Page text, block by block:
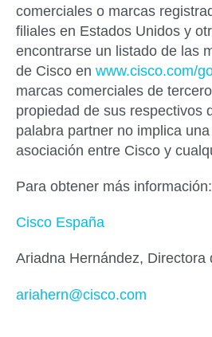
comerciales o marcas
filiales en Estados Unidos y
encontrarse un listado de las
de Cisco en www.cisco.com/
marcas comerciales de
propiedad de sus respectivos
palabra partner no implica
asociación entre Cisco y
Para obtener más información:
Cisco España
Ariadna Hernández, Directora
ariahern@cisco.com